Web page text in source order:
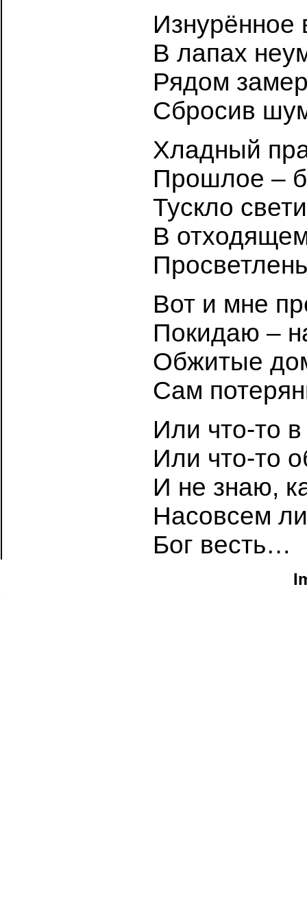
Изнурённое
В лапах
Рядом
Сбросив
Хладный
Прошлое –
Тускло
В
Вот и мне
Покидаю –
Обжитые
Сам
Или что-то
Или что-то
И не знаю,
Насовсем
Бог весть…